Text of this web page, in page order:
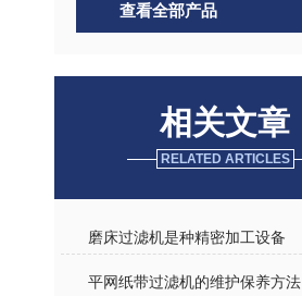
查看全部产品
相关文章
RELATED ARTICLES
磨床过滤机是种精密加工设备
平网纸带过滤机的维护保养方法